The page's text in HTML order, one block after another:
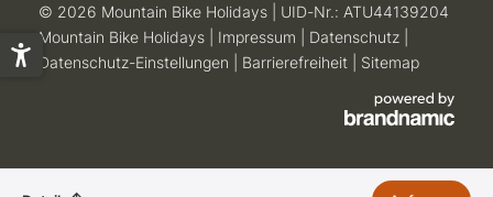
© 2026 Mountain Bike Holidays
UID-Nr.: ATU44139204
Mountain Bike Holidays
Impressum Datenschutz
Datenschutz-Einstellungen
Barrierefreiheit Sitemap